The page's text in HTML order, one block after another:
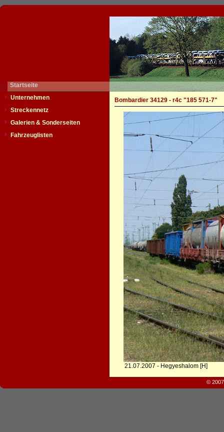
Startseite
Unternehmen
Streckennetz
Galerien & Sonderseiten
Fahrzeuglisten
Bombardier 34129 - r4c "185 571-7"
21.07.2007 - Hegyeshalom [H]
©